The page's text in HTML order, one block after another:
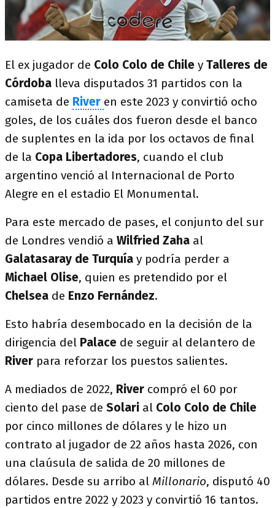
El ex jugador de Colo Colo de Chile y Talleres de
Córdoba lleva disputados 31 partidos con la
camiseta de River en este 2023 y convirtió ocho
goles, de los cuáles dos fueron desde el banco
de suplentes en la ida por los octavos de final
de la Copa Libertadores, cuando el club
argentino venció al Internacional de Porto
Alegre en el estadio El Monumental.
Para este mercado de pases, el conjunto del sur
de Londres vendió a Wilfried Zaha al
Galatasaray de Turquía y podría perder a
Michael Olise, quien es pretendido por el
Chelsea de Enzo Fernández.
Esto habría desembocado en la decisión de la
dirigencia del Palace de seguir al delantero de
River para reforzar los puestos salientes.
A mediados de 2022, River compró el 60 por
ciento del pase de Solari al Colo Colo de Chile
por cinco millones de dólares y le hizo un
contrato al jugador de 22 años hasta 2026, con
una claúsula de salida de 20 millones de
dólares. Desde su arribo al Millonario, disputó 40
partidos entre 2022 y 2023 y convirtió 16 tantos.